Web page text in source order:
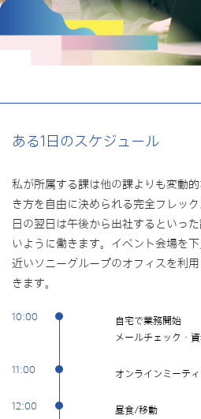
ある1日のスケジュール
私が所属する課は他の課よりも変動
き方を自由に決められる完全フレッ
日の翌日は午後から出社するといっ
いように働きます。イベント会場を
近いソニーグループのオフィスを利
きます。
10:00
自宅で業務開始
メールチェック・
11:00 オンラインミーテ
12:00 昼食/移動